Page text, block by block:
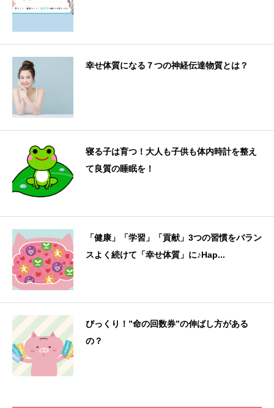
幸せ体質になる７つの神経伝達物質とは？
寝る子は育つ！大人も子供も体内時計を整え
て良質の睡眠を！
「健康」「学習」「貢献」3つの習慣をバラン
スよく続けて「幸せ体質」に♪Hap...
びっくり！”命の回数券”の伸ばし方がある
の？